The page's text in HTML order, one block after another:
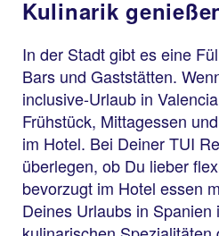
Kulinarik
In der Stadt gibt es eine
Bars und Gaststätten.
inclusive-Urlaub in
Frühstück, Mittagessen
im Hotel. Bei Deiner TUI
überlegen, ob Du lieber
bevorzugt im Hotel essen
Deines Urlaubs in